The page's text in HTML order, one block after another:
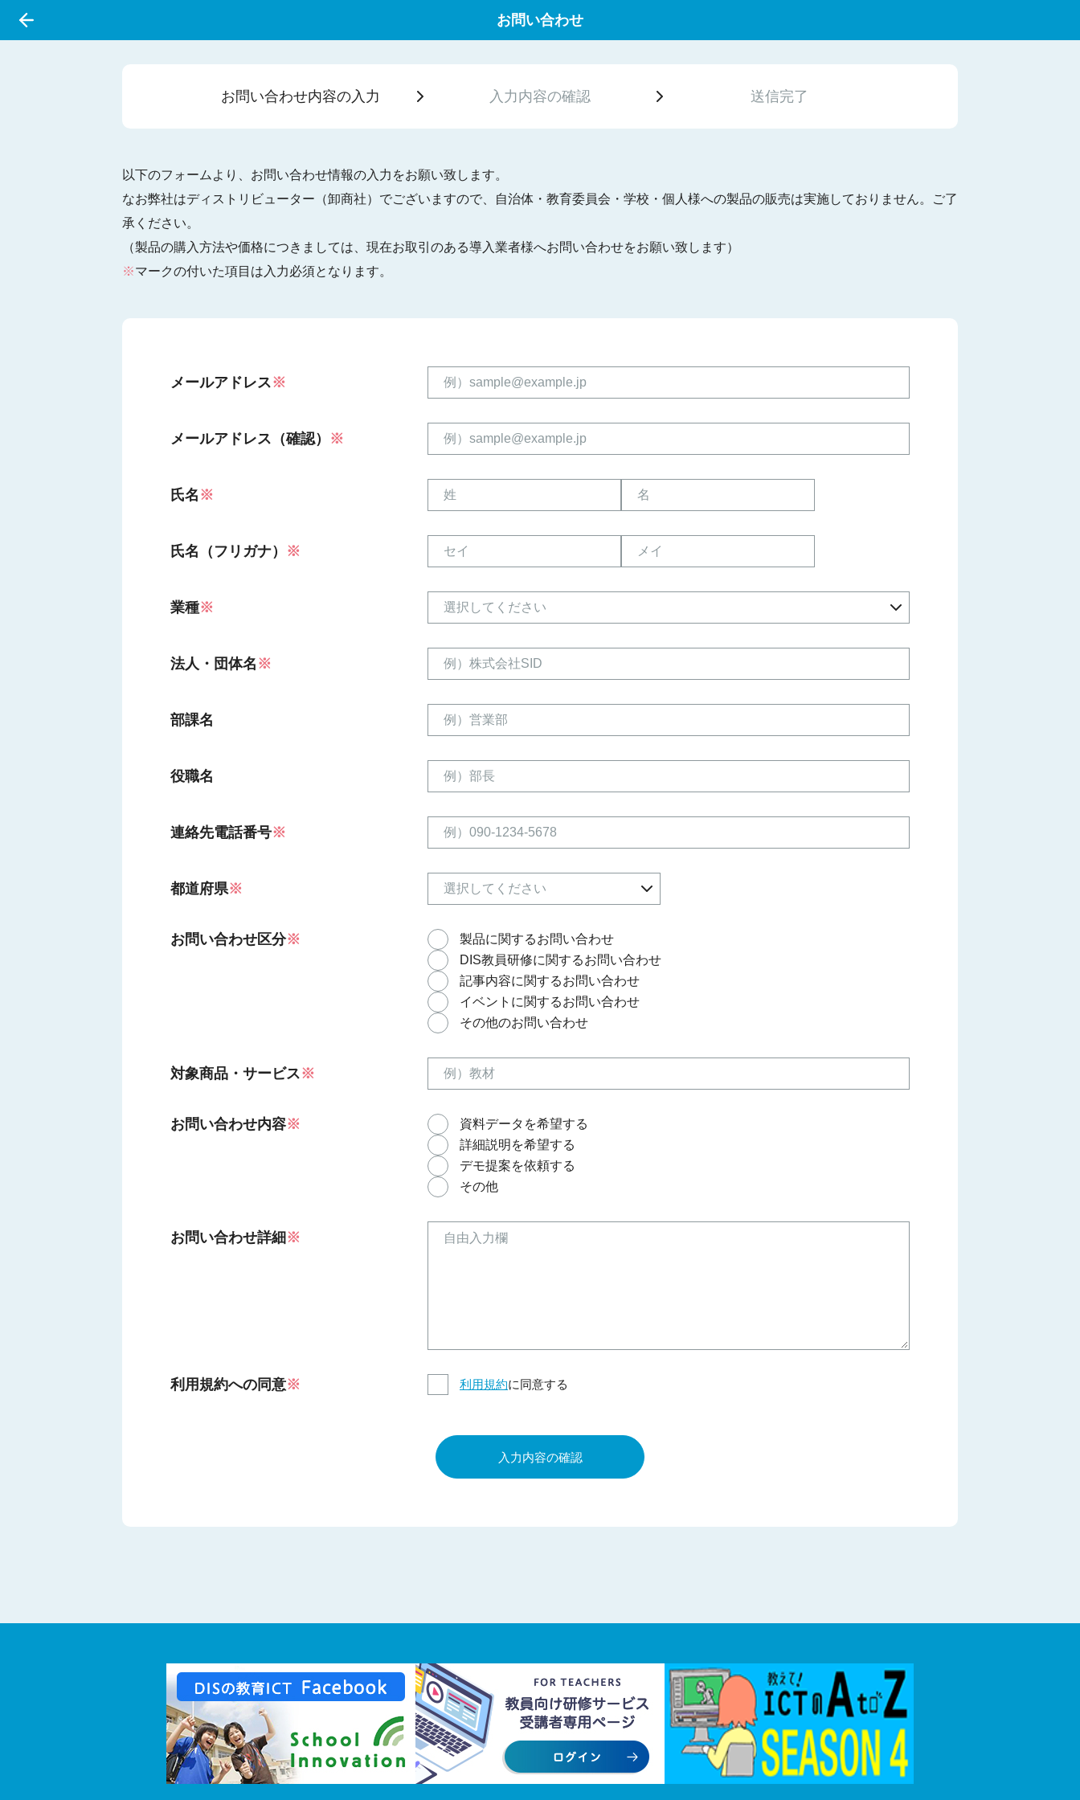
お問い合わせ
お問い合わせ内容の入力 入力内容の確認 送信完了
以下のフォームより、お問い合わせ情報の入力をお願い致します。
なお弊社はディストリビューター（卸商社）でございますので、自治体・教育委員会・学校・個人様への製品の販売は実施しておりません。ご了
承ください。
（製品の購入方法や価格につきましては、現在お取引のある導入業者様へお問い合わせをお願い致します）
※マークの付いた項目は入力必須となります。
メールアドレス※
メールアドレス（確認） ※
氏名 ※
氏名（フリガナ） ※
業種※
法人・団体名 ※
部課名
役職名
連絡先電話番号※
都道府県※
お問い合わせ区分※
製品に関するお問い合わせ
DIS教員研修に関するお問い合わせ
記事内容に関するお問い合わせ
イベントに関するお問い合わせ
その他のお問い合わせ
対象商品・サービス※
お問い合わせ内容※
資料データを希望する
詳細説明を希望する
デモ提案を依頼する
その他
お問い合わせ詳細 ※
利用規約への同意※ 利用規約に同意する
入力内容の確認